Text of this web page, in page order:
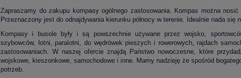
Zapraszamy do zakupu kompasy ogólnego zastosowania. Kompas można
Przeznaczony jest do odnajdywania kierunku północy w terenie. Idealnie nada
Kompasy i busole były i są powszechnie używane przez wojsko,
szybowców, lotni, paralotni, do wędrówek pieszych i rowerowych, rajdach
zastosowaniach. W naszej ofercie znajdą Państwo nowoczesne, które
wojskowe, kieszonkowe, samochodowe i inne. Mamy nadzieję że spośród
potrzeb.